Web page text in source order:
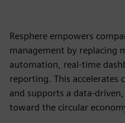
Resphere empowers
management by replacing
automation, real-time
reporting. This accelerates
and supports a data-
toward the circular